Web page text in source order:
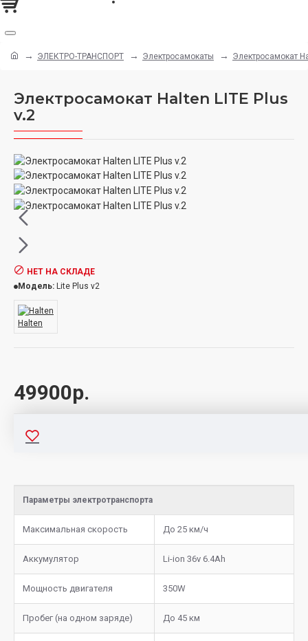
ЭЛЕКТРО-ТРАНСПОРТ Электросамокаты Электросамокат
Электросамокат Halten LITE Plus
v.2
49900р.
НЕТ НА СКЛАДЕ
Модель: Lite Plus v2
Halten
Параметры электротранспорта
Максимальная скорость До 25 км/ч
Аккумулятор Li-ion 36v 6.4Ah
Мощность двигателя 350W
Пробег (на одном заряде) До 45 км